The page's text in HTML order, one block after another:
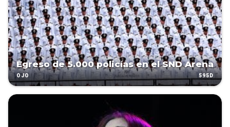
Egreso de 5.000 policías en el SND Arena
OJO 595D